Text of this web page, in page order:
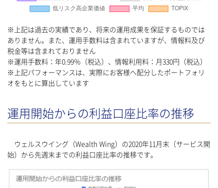
※上記は過去の実績であり、将来の運用成果を保証するものでは
ありません。また、運用手数料は含まれていますが、情報料及び
税金等は含まれておりません
※運用手数料：年0.99％（税込）、情報利用料：月330円（税込）
※上記パフォーマンスは、実際にお客様へ配分したポートフォリ
オをもとに算出しています
運用開始からの利益口座比率の推移
ウェルスウイング（Wealth Wing）の2020年11月末（サービス開
始）から先週末までの利益口座比率の推移です。